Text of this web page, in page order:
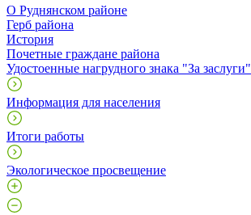
О Руднянском районе
Герб района
История
Почетные граждане района
Удостоенные нагрудного знака "За заслуги"
Информация для населения
Итоги работы
Экологическое просвещение